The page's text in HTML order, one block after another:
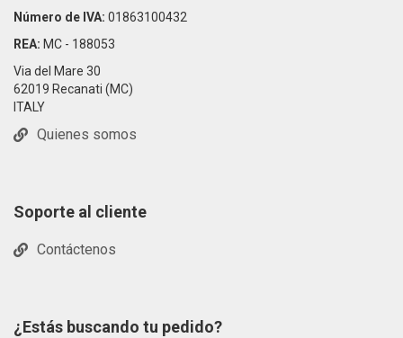
Número de IVA: 01863100432
REA: MC - 188053
Via del Mare 30
62019 Recanati (MC)
ITALY
Quienes somos
Soporte al cliente
Contáctenos
¿Estás buscando tu pedido?